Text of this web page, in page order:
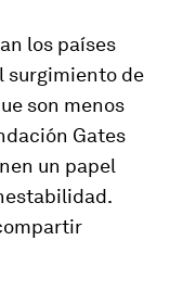
los países
surgimiento de
son menos
Gates
un papel